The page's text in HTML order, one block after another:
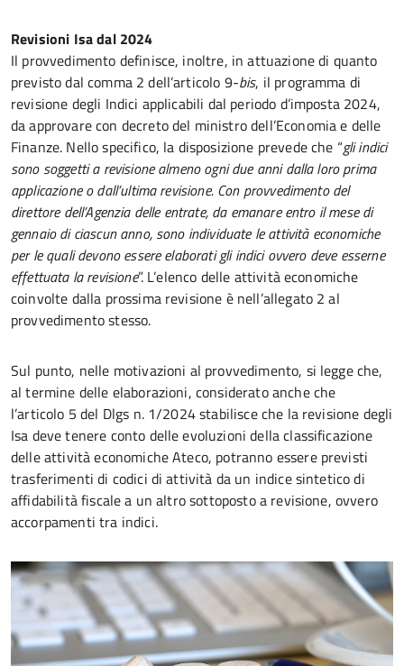
Revisioni Isa dal 2024
Il provvedimento definisce, inoltre, in attuazione di quanto
previsto dal comma 2 dell’articolo 9-bis, il programma di
revisione degli Indici applicabili dal periodo d’imposta 2024,
da approvare con decreto del ministro dell’Economia e delle
Finanze. Nello specifico, la disposizione prevede che “gli indici
sono soggetti a revisione almeno ogni due anni dalla loro prima
applicazione o dall’ultima revisione. Con provvedimento del
direttore dell’Agenzia delle entrate, da emanare entro il mese di
gennaio di ciascun anno, sono individuate le attività economiche
per le quali devono essere elaborati gli indici ovvero deve esserne
effettuata la revisione”. L’elenco delle attività economiche
coinvolte dalla prossima revisione è nell’allegato 2 al
provvedimento stesso.
Sul punto, nelle motivazioni al provvedimento, si legge che,
al termine delle elaborazioni, considerato anche che
l’articolo 5 del Dlgs n. 1/2024 stabilisce che la revisione degli
Isa deve tenere conto delle evoluzioni della classificazione
delle attività economiche Ateco, potranno essere previsti
trasferimenti di codici di attività da un indice sintetico di
affidabilità fiscale a un altro sottoposto a revisione, ovvero
accorpamenti tra indici.